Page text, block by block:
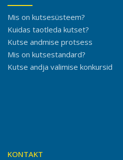
Mis on kutsesüsteem?
Kuidas taotleda kutset?
Kutse andmise protsess
Mis on kutsestandard?
Kutse andja valimise konkursid
KONTAKT